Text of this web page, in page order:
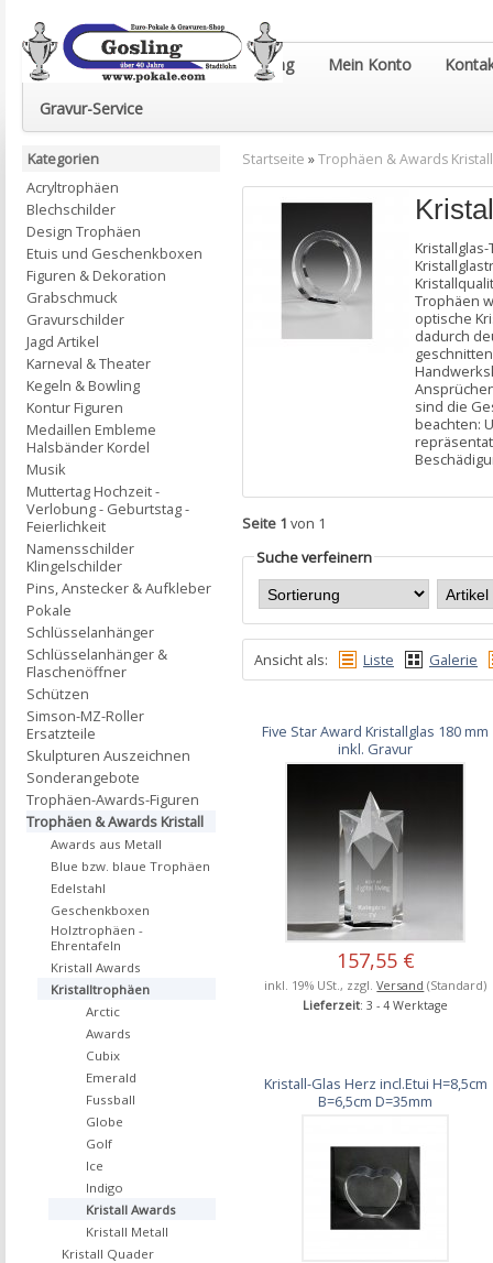
Euro-Pokale & Gravur-Shop Gosling Mein Konto
Gravur-Service
Startseite »Trophäen & Awards Kristall
Trophäen
optische
dadurch
sind die
beachten:
Seite 1 von 1
Suche verfeinern
Ansicht als: Liste Galerie
Five Star Award Kristallglas 180 mm
inkl. Gravur
157,55 €
inkl. 19% USt., zzgl.Versand (Standard)
Lieferzeit: 3 - 4 Werktage
Kristall-Glas Herz incl.Etui H=8,5cm
B=6,5cm D=35mm
Kategorien
Acryltrophäen
Blechschilder
Design Trophäen
Etuis und Geschenkboxen
Figuren & Dekoration
Grabschmuck
Gravurschilder
Jagd Artikel
Karneval & Theater
Kegeln & Bowling
Kontur Figuren
Medaillen Embleme
Halsbänder Kordel
Musik
Muttertag Hochzeit -
Verlobung - Geburtstag -
Feierlichkeit
Namensschilder
Klingelschilder
Pins, Anstecker & Aufkleber
Pokale
Schlüsselanhänger
Schlüsselanhänger &
Flaschenöffner
Schützen
Simson-MZ-Roller
Ersatzteile
Skulpturen Auszeichnen
Sonderangebote
Trophäen-Awards-Figuren
Trophäen & Awards Kristall
Awards aus Metall
Blue bzw. blaue Trophäen
Edelstahl
Geschenkboxen
Holztrophäen -
Ehrentafeln
Kristall Awards
Kristalltrophäen
Arctic
Awards
Cubix
Emerald
Fussball
Globe
Golf
Ice
Indigo
Kristall Awards
Kristall Metall
Kristall Quader